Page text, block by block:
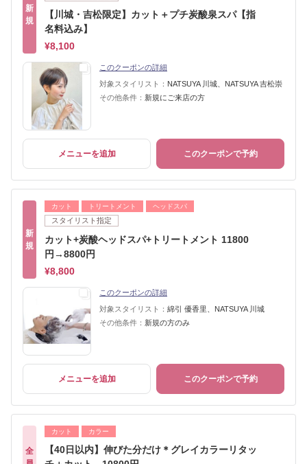
新
規
【川城・吉松限定】カット＋プチ炭酸泉スパ【指
名料込み】
¥8,100
このクーポンの詳細
対象スタイリスト： NATSUYA 川城、NATSUYA 吉松崇
その他条件： 新規にご来店の方
メニューを追加 このクーポンで予約
新
規
カット トリートメント ヘッドスパ
スタイリスト指定
カット+炭酸ヘッドスパ+トリートメント 11800
円→8800円
¥8,800
このクーポンの詳細
対象スタイリスト： 綿引 優香里、NATSUYA 川城
その他条件： 新規の方のみ
メニューを追加 このクーポンで予約
全
カット カラー
【40日以内】伸びた分だけ＊グレイカラーリタッ